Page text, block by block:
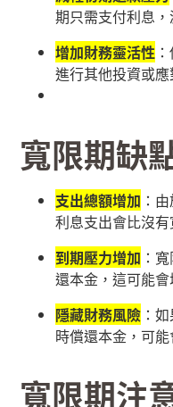
期只需支付利息
增加財務靈活性
進行其他投資或
寬限期缺
支出總額增加 ：
利息支出會比沒
到期壓力增加 ：
還本金，這可能
隱藏財務風險 ：
時償還本金，可
寬限期注